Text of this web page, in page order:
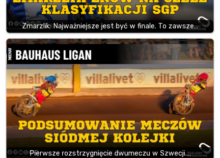
Zmarzlik: Najważniejsze jest być w finale. To zawsze…
Pierwsze rozstrzygnięcie dwumeczu w Szwecji.…